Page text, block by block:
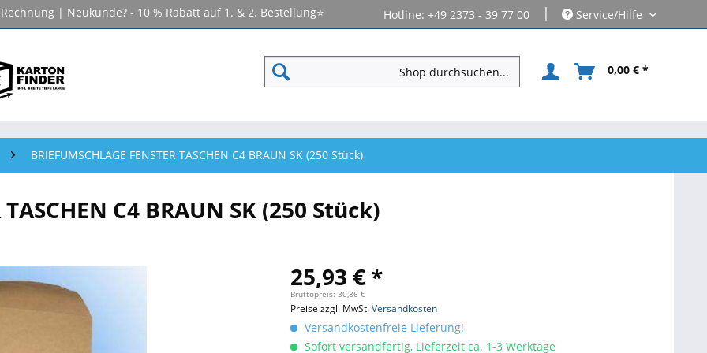
| Neukunde? - 10 % Rabatt auf 1. & 2. Bestellung⭐ Hotline: +49 2373 - 39 77 00 | Service/Hilfe
0,00 € *
BRIEFUMSCHLÄGE FENSTER TASCHEN C4 BRAUN SK (250 Stück)
TASCHEN C4 BRAUN SK (250 Stück)
25,93 € *
Bruttopreis: 30,86 €
Preise zzgl. MwSt.Versandkosten
Versandkostenfreie Lieferung!
Sofort versandfertig, Lieferzeit ca. 1-3 Werktage